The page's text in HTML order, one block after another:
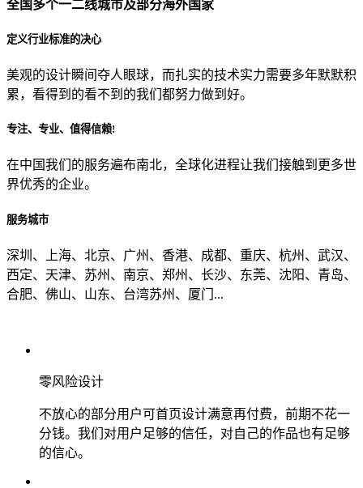
贵公司的团队规模是？
目前主要的营销渠道是？
全国多个一二线城市及部分海外国家
定义行业标准的决心
美观的设计瞬间夺人眼球，而扎实的技术实力需要多年默默积
累，看得到的看不到的我们都努力做到好。
专注、专业、值得信赖!
在中国我们的服务遍布南北，全球化进程让我们接触到更多世
界优秀的企业。
服务城市
深圳、上海、北京、广州、香港、成都、重庆、杭州、武汉、
西定、天津、苏州、南京、郑州、长沙、东莞、沈阳、青岛、
合肥、佛山、山东、台湾苏州、厦门...
零风险设计
不放心的部分用户可首页设计满意再付费，前期不花一
分钱。我们对用户足够的信任，对自己的作品也有足够
的信心。